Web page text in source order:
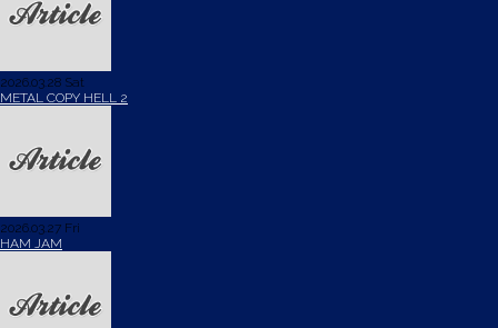
2026.03.28 Sat
METAL COPY HELL 2
2026.03.27 Fri
HAM JAM